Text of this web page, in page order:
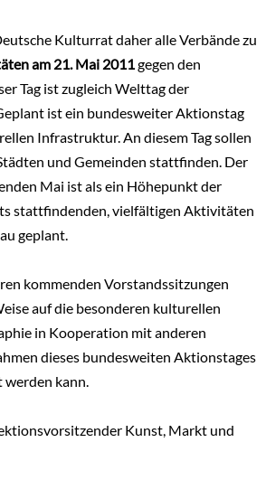
Kulturrat daher alle Verbände zu
am 21. Mai 2011 gegen den
Tag ist zugleich Welttag der
ist ein bundesweiter Aktionstag
Infrastruktur. An diesem Tag sollen
und Gemeinden stattfinden. Der
Mai ist als ein Höhepunkt der
stattfindenden, vielfältigen Aktivitäten
geplant.
kommenden Vorstandssitzungen
auf die besonderen kulturellen
in Kooperation mit anderen
dieses bundesweiten Aktionstages
kann.
Kunst, Markt und